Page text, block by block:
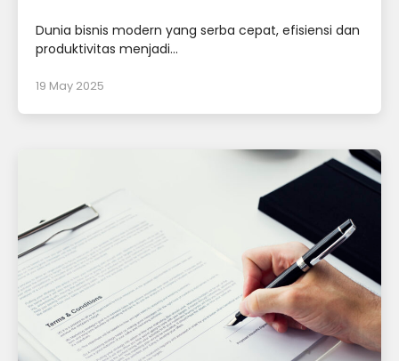
Dunia bisnis modern yang serba cepat, efisiensi dan
produktivitas menjadi...
19 May 2025